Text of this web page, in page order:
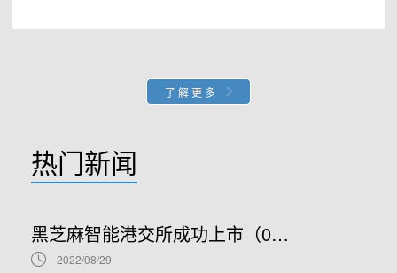
了解更多
热门新闻
黑芝麻智能港交所成功上市（02533.HK）：车规级SoC领军者加速全球布局
2022/08/29